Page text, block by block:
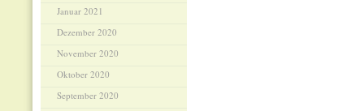
Januar 2021
Dezember 2020
November 2020
Oktober 2020
September 2020